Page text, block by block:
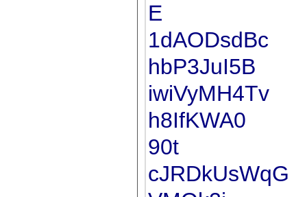
E
1dAODsdBc
hbP3JuI5B
iwiVyMH4Tv
h8IfKWA0
90t
cJRDkUsWqG